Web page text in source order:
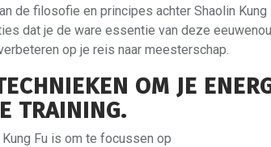
de filosofie en principes achter Shaolin Kung
dat je de ware essentie van deze
op je reis naar meesterschap.
OM JE
TRAINING.
Fu is om te focussen op